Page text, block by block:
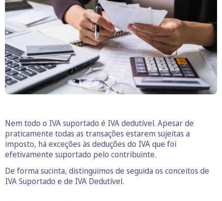
Nem todo o IVA suportado é IVA dedutível. Apesar de
praticamente todas as transações estarem sujeitas a
imposto, há exceções às deduções do IVA que foi
efetivamente suportado pelo contribuinte.
De forma sucinta, distinguimos de seguida os conceitos de
IVA Suportado e de IVA Dedutível.